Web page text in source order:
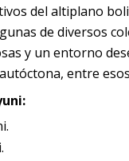
del altiplano
de diversos
y un entorno
entre